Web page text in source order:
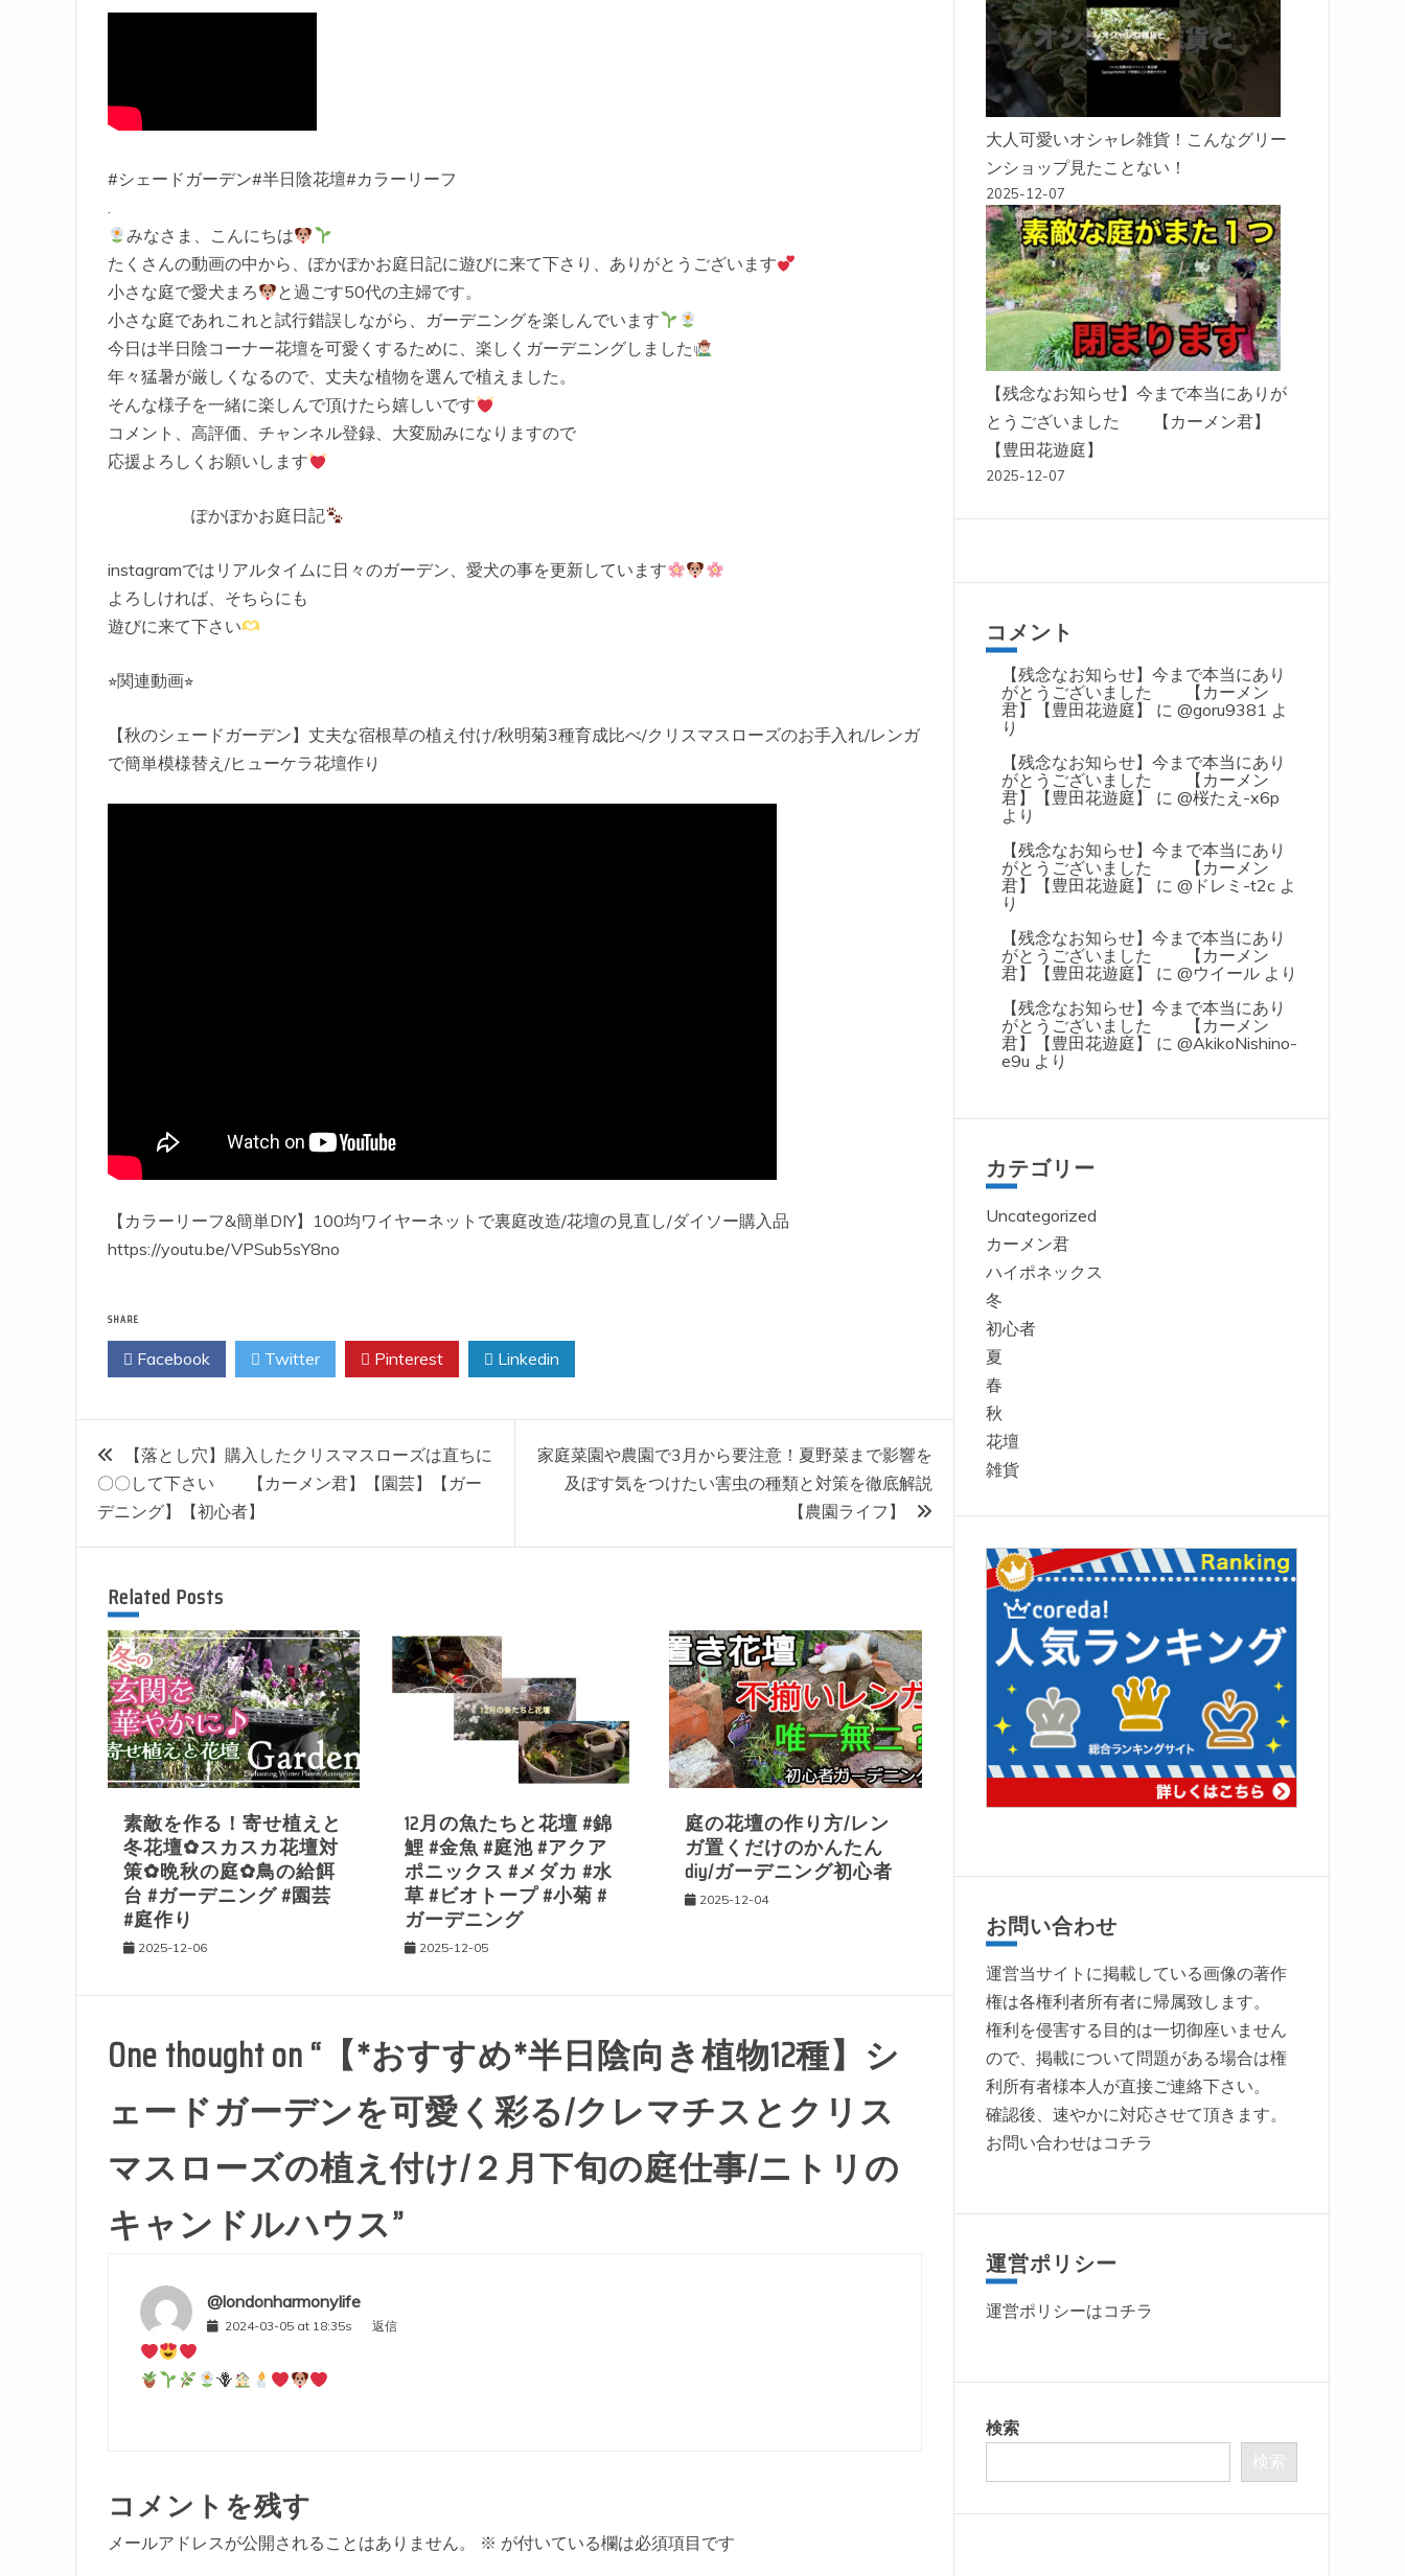
#シェードガーデン#半日陰花壇#カラーリーフ
みなさま、こんにちは
たくさんの動画の中から、ぽかぽかお庭日記に遊びに来て下さり、ありがとうございます
小さな庭で愛犬まろ
と過ごす50代の主婦です。
小さな庭であれこれと試行錯誤しながら、ガーデニングを楽しんでいます
今日は半日陰コーナー花壇を可愛くするために、楽しくガーデニングしました
年々猛暑が厳しくなるので、丈夫な植物を選んで植えました。
そんな様子を一緒に楽しんで頂けたら嬉しいです
コメント、高評価、チャンネル登録、大変励みになりますので
応援よろしくお願いします
ぽかぽかお庭日記
instagramではリアルタイムに日々のガーデン、愛犬の事を更新しています
よろしければ、そちらにも
遊びに来て下さい
⭐︎関連動画⭐︎
【秋のシェードガーデン】丈夫な宿根草の植え付け/秋明菊3種育成比べ/クリスマスローズのお手入れ/レンガ
で簡単模様替え/ヒューケラ花壇作り
【カラーリーフ&簡単DIY】100均ワイヤーネットで裏庭改造/花壇の見直し/ダイソー購入品
https://youtu.be/VPSub5sY8no
SHARE
Facebook Twitter Pinterest Linkedin
投
稿
ナ
ビ
ゲ
ー
シ
【落とし穴】購入したクリスマスローズは直ちに
〇〇して下さい 【カーメン君】【園芸】【ガー
デニング】【初心者】
家庭菜園や農園で3月から要注意！夏野菜まで影響を
及ぼす気をつけたい害虫の種類と対策を徹底解説
【農園ライフ】
Related Posts
素敵を作る！寄せ植えと
冬花壇✿スカスカ花壇対
策✿晩秋の庭✿鳥の給餌
台 #ガーデニング #園芸
#庭作り
2025-12-06
12月の魚たちと花壇 #錦
鯉 #金魚 #庭池 #アクア
ポニックス #メダカ #水
草 #ビオトープ #小菊 #
ガーデニング
2025-12-05
庭の花壇の作り方/レン
ガ置くだけのかんたん
diy/ガーデニング初心者
2025-12-04
One thought on “ 【*おすすめ*半日陰向き植物12種】シ
ェードガーデンを可愛く彩る/クレマチスとクリス
マスローズの植え付け/２月下旬の庭仕事/ニトリの
キャンドルハウス”
@londonharmonylife
2024-03-05 at 18:35s 返信
🪻
コメントを残す
メールアドレスが公開されることはありません。 ※ が付いている欄は必須項目です
大人可愛いオシャレ雑貨！こんなグリー
ンショップ見たことない！
2025-12-07
【残念なお知らせ】今まで本当にありが
とうございました 【カーメン君】
【豊田花遊庭】
2025-12-07
コメント
【残念なお知らせ】今まで本当にあり
がとうございました 【カーメン
君】【豊田花遊庭】
に @goru9381 よ
り
【残念なお知らせ】今まで本当にあり
がとうございました 【カーメン
君】【豊田花遊庭】
に @桜たえ-x6p
より
【残念なお知らせ】今まで本当にあり
がとうございました 【カーメン
君】【豊田花遊庭】
に @ドレミ-t2cよ
り
【残念なお知らせ】今まで本当にあり
がとうございました 【カーメン
君】【豊田花遊庭】
に @ウイールより
【残念なお知らせ】今まで本当にあり
がとうございました 【カーメン
君】【豊田花遊庭】
に @AkikoNishino-
e9u より
カテゴリー
Uncategorized
カーメン君
ハイポネックス
冬
初心者
夏
春
秋
花壇
雑貨
お問い合わせ
運営当サイトに掲載している画像の著作
権は各権利者所有者に帰属致します。
権利を侵害する目的は一切御座いません
ので、掲載について問題がある場合は権
利所有者様本人が直接ご連絡下さい。
確認後、速やかに対応させて頂きます。
お問い合わせはコチラ
運営ポリシー
運営ポリシーはコチラ
検索
検索